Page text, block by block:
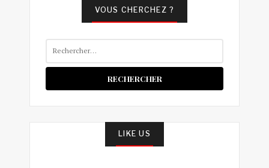
VOUS CHERCHEZ ?
LIKE US